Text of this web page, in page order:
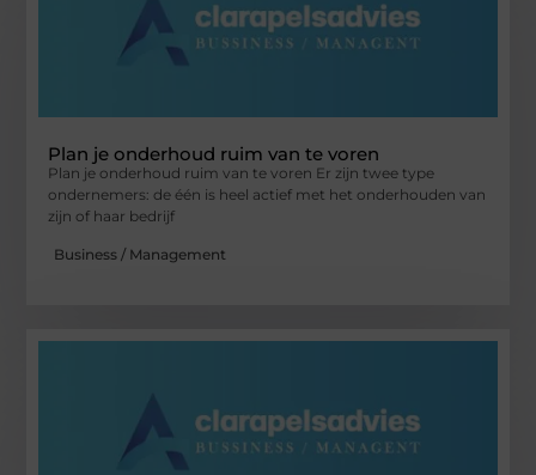
Plan je onderhoud ruim van te voren
Plan je onderhoud ruim van te voren Er zijn twee type
ondernemers: de één is heel actief met het onderhouden van
zijn of haar bedrijf
Business / Management